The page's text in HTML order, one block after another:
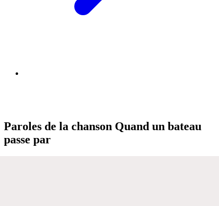
Paroles de la chanson Quand un bateau
passe par